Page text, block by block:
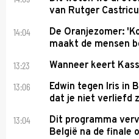
van Rutger
14:04
De Oranjezomer:
maakt de mensen
13:23 Wanneer keert
13:06
Edwin tegen Iris in
dat je niet verliefd
13:04
Dit programma
België na de finale